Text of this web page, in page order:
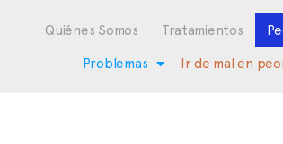
Quiénes Somos Tratamientos
Problemas Ir de mal en